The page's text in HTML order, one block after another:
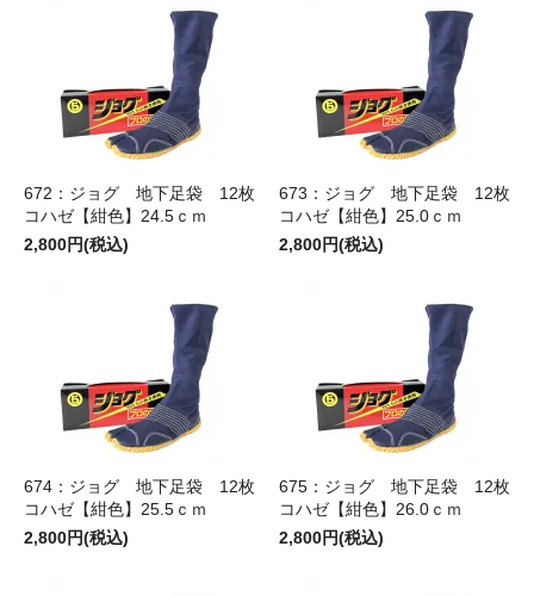
672：ジョグ 地下足袋 12枚
コハゼ【紺色】24.5ｃｍ
2,800円(税込)
673：ジョグ 地下足袋 12枚
コハゼ【紺色】25.0ｃｍ
2,800円(税込)
674：ジョグ 地下足袋 12枚
コハゼ【紺色】25.5ｃｍ
2,800円(税込)
675：ジョグ 地下足袋 12枚
コハゼ【紺色】26.0ｃｍ
2,800円(税込)